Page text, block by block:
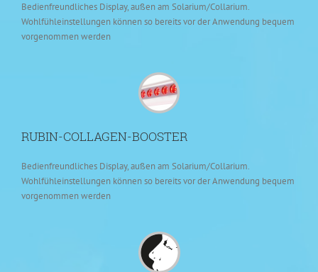
Bedienfreundliches Display, außen am Solarium/Collarium.
Wohlfühleinstellungen können so bereits vor der Anwendung bequem
vorgenommen werden
RUBIN-COLLAGEN-BOOSTER
Bedienfreundliches Display, außen am Solarium/Collarium.
Wohlfühleinstellungen können so bereits vor der Anwendung bequem
vorgenommen werden